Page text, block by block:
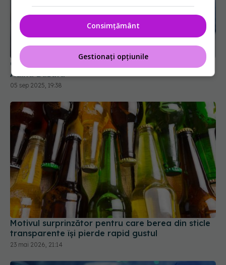
Cum se spală, de fapt, blugii. Truc genial de la
Adina Buzatu
05 sep 2025, 19:38
Motivul surprinzător pentru care berea din sticle
transparente își pierde rapid gustul
23 mai 2026, 21:14
Consimțământ
Gestionați opțiunile